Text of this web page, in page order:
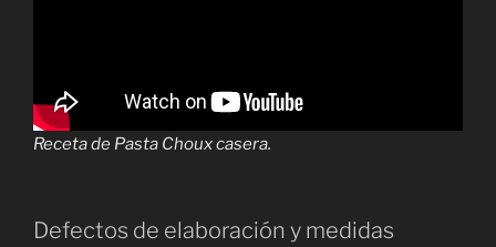
Receta de Pasta Choux casera.
Defectos de elaboración y medidas